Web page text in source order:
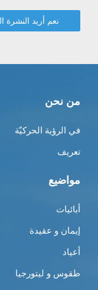
من نحن
في الرؤية الحركيّة
تعريف
مواضيع
أبائيات
إيمان و عقيدة
أعياد
طقوس و ليتورجيا